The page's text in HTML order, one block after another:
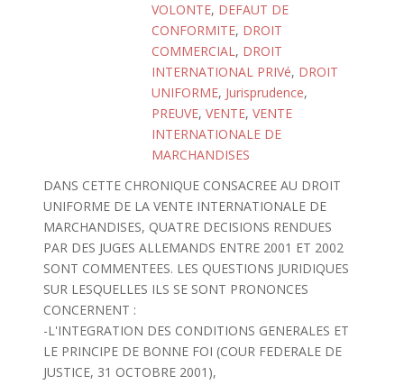
VOLONTE, DEFAUT DE
CONFORMITE, DROIT
COMMERCIAL, DROIT
INTERNATIONAL PRIVé, DROIT
UNIFORME, Jurisprudence,
PREUVE, VENTE, VENTE
INTERNATIONALE DE
MARCHANDISES
DANS CETTE CHRONIQUE CONSACREE AU DROIT
UNIFORME DE LA VENTE INTERNATIONALE DE
MARCHANDISES, QUATRE DECISIONS RENDUES
PAR DES JUGES ALLEMANDS ENTRE 2001 ET 2002
SONT COMMENTEES. LES QUESTIONS JURIDIQUES
SUR LESQUELLES ILS SE SONT PRONONCES
CONCERNENT :
-L'INTEGRATION DES CONDITIONS GENERALES ET
LE PRINCIPE DE BONNE FOI (COUR FEDERALE DE
JUSTICE, 31 OCTOBRE 2001),